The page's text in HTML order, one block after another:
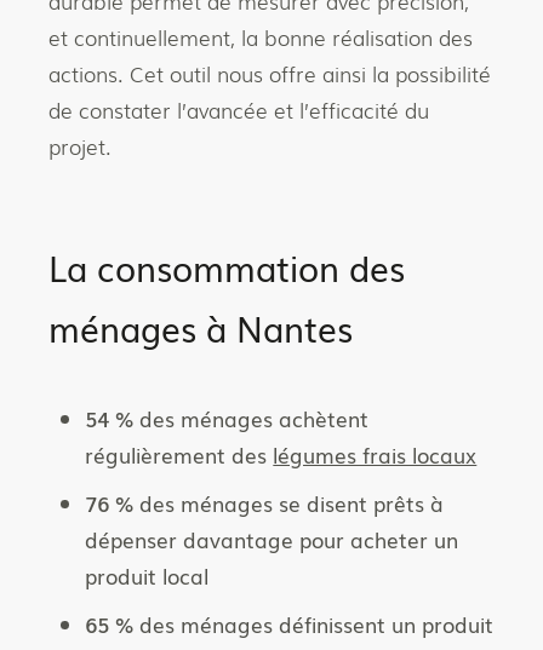
et continuellement, la bonne réalisation des
actions. Cet outil nous offre ainsi la possibilité
de constater l’avancée et l’efficacité du
projet.
La consommation des
ménages à Nantes
54 % des ménages achètent
régulièrement des légumes frais locaux
76 % des ménages se disent prêts à
dépenser davantage pour acheter un
produit local
65 % des ménages définissent un produit